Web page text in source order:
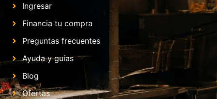
Ingresar
Financia tu compra
Preguntas frecuentes
Ayuda y guías
Blog
Ofertas